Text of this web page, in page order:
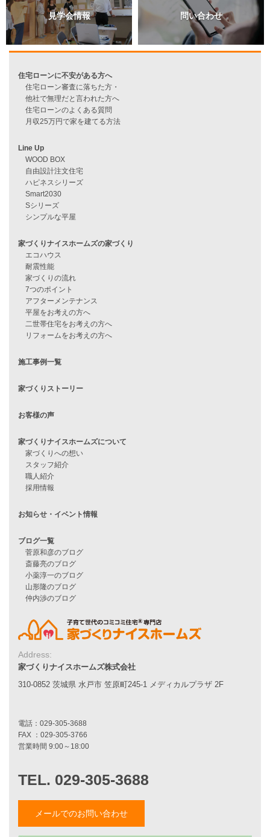
過去のブログ（月別）
資料請求
住宅ローンに不安がある方へ
住宅ローン審査に落ちた方・
住宅ローンのよくある質問
Line Up
WOOD BOX
自由設計注文住宅
ハピネスシリーズ
Smart2030
シンプルな平屋
家づくりナイスホームズの家づくり
エコハウス
耐震性能
アフターメンテナンス
平屋をお考えの方へ
二世帯住宅をお考えの方へ
家づくりストーリー
Address:
家づくりナイスホームズ株式会社
310-0852 茨城県 水戸市 笠原町245-1 メディカルプラザ 2F
メールでのお問い合わせ